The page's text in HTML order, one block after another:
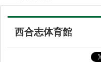
西合志体育館